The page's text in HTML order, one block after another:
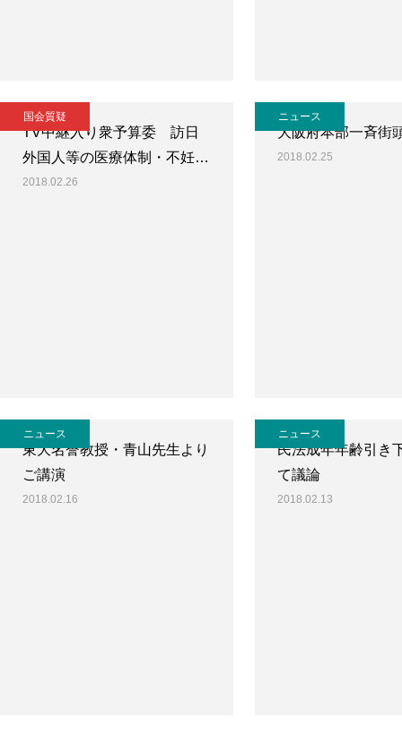
国会質疑
TV中継入り衆予算委 訪日
外国人等の医療体制・不妊…
2018.02.26
ニュース
大阪府本部一斉街
2018.02.25
ニュース
東大名誉教授・青山先生より
ご講演
2018.02.16
ニュース
民法成年年齢引き
て議論
2018.02.13